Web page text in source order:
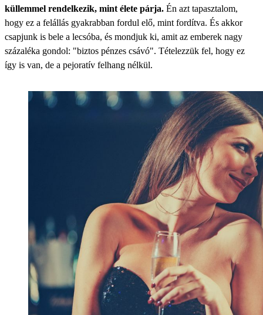
küllemmel rendelkezik, mint élete párja. Én azt tapasztalom,
hogy ez a felállás gyakrabban fordul elő, mint fordítva. És akkor
csapjunk is bele a lecsóba, és mondjuk ki, amit az emberek nagy
százaléka gondol: "biztos pénzes csávó". Tételezzük fel, hogy ez
így is van, de a pejoratív felhang nélkül.